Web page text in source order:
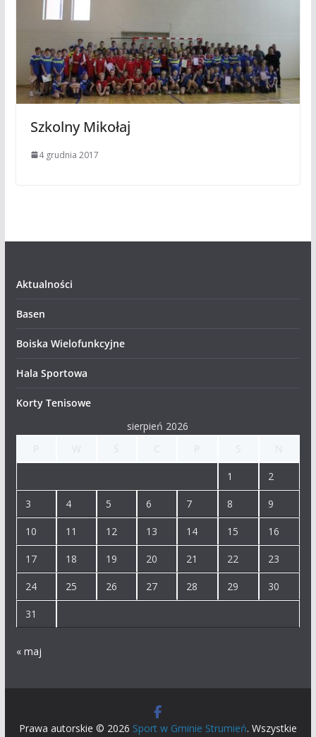
Szkolny Mikołaj
4 grudnia 2017
Aktualności
Basen
Boiska Wielofunkcyjne
Hala Sportowa
Korty Tenisowe
sierpień 2026
1 2
3 4 5 6 7 8 9
10 11 12 13 14 15 16
17 18 19 20 21 22 23
24 25 26 27 28 29 30
31
« maj
Prawa autorskie © 2026 Sport w Gminie Strumień. Wszystkie